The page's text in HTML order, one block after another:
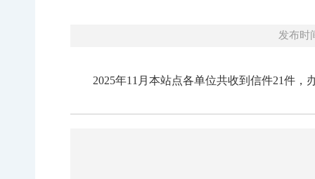
发布时
2025年11月本站点各单位共收到信件21件